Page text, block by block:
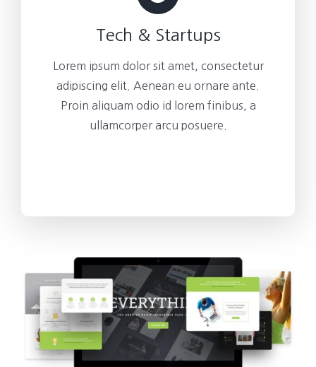
Tech & Startups
Lorem ipsum dolor sit amet, consectetur
adipiscing elit. Aenean eu ornare ante.
Proin aliquam odio id lorem finibus, a
ullamcorper arcu posuere.